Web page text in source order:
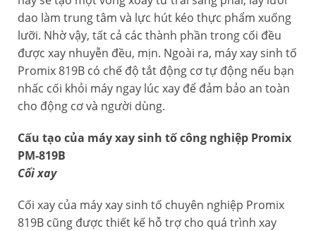
dao làm trung tâm và lực hút kéo thực phẩm xuống
lưỡi. Nhờ vậy, tất cả các thành phần trong cối đều
được xay nhuyễn đều, mịn. Ngoài ra, máy xay sinh tố
Promix 819B có chế độ tắt động cơ tự động nếu bạn
nhấc cối khỏi máy ngay lúc xay để đảm bảo an toàn
cho động cơ và người dùng.
Cấu tạo của máy xay sinh tố công nghiệp Promix
PM-819B
Cối xay
Cối xay của máy xay sinh tố chuyên nghiệp Promix
819B cũng được thiết kế hỗ trợ cho quá trình xay